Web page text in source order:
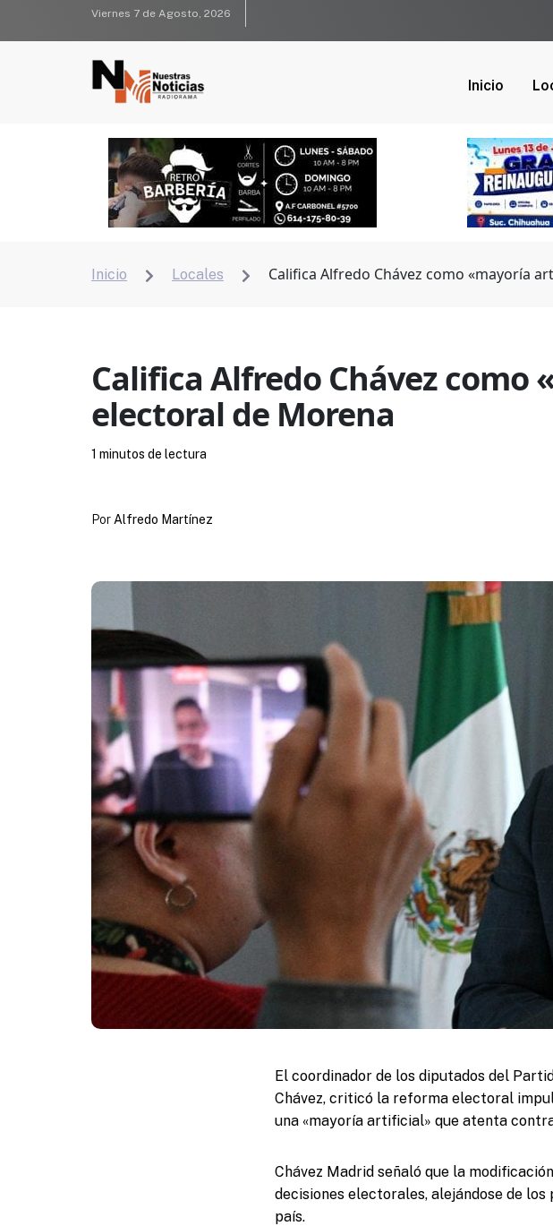
Viernes 7 de Agosto, 2026
Inicio
Inicio  Locales  Califica Alfredo Chávez como «mayoría
Califica Alfredo Chávez
electoral de Morena
Por Alfredo Martínez
1 minutos de lectura
El coordinador de los diputados del
Chávez, criticó la reforma electoral
una «mayoría artificial» que atenta
Chávez Madrid señaló que la
decisiones electorales, alejándose de
país.